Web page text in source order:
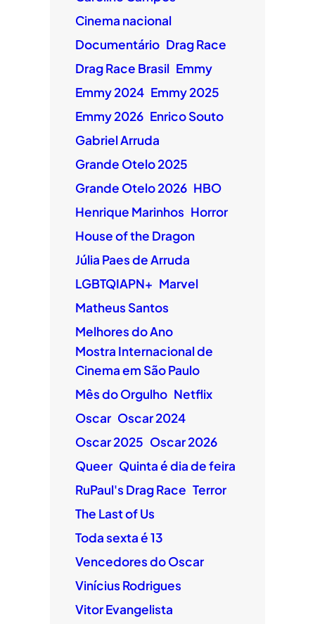
Cinema nacional
Documentário Drag Race
Drag Race Brasil Emmy
Emmy 2024 Emmy 2025
Emmy 2026 Enrico Souto
Gabriel Arruda
Grande Otelo 2025
Grande Otelo 2026 HBO
Henrique Marinhos Horror
House of the Dragon
Júlia Paes de Arruda
LGBTQIAPN+ Marvel
Matheus Santos
Melhores do Ano
Mostra Internacional de
Cinema em São Paulo
Mês do Orgulho Netflix
Oscar Oscar 2024
Oscar 2025 Oscar 2026
Queer Quinta é dia de feira
RuPaul's Drag Race Terror
The Last of Us
Toda sexta é 13
Vencedores do Oscar
Vinícius Rodrigues
Vitor Evangelista